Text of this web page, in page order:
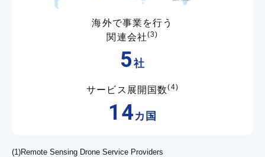
海外で事業を行う
関連会社(3)
5 社
サービス展開国数(4)
14 カ国
(1)Remote Sensing Drone Service Providers